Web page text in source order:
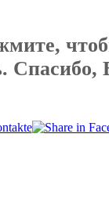
Спасибо,